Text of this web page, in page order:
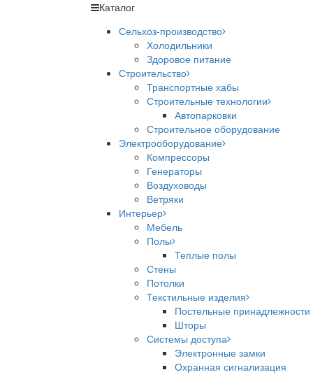
Каталог
Сельхоз-производство
Холодильники
Здоровое питание
Строительство
Транспортные хабы
Строительные технологии
Автопарковки
Строительное оборудование
Электрооборудование
Компрессоры
Генераторы
Воздуховоды
Ветряки
Интерьер
Мебель
Полы
Теплые полы
Стены
Потолки
Текстильные изделия
Постельные принадлежности
Шторы
Системы доступа
Электронные замки
Охранная сигнализация